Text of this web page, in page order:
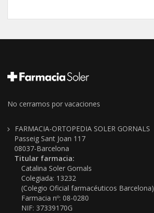
No cerramos por vacaciones
FARMACIA-ORTOPEDIA SOLER GORNALS
Passeig Sant Joan 117
08037-Barcelona
Titular farmacia:
Catalina Soler Gornals
Colegiada: 13232
(Colegio Oficial farmacéuticos Barcelona)
Farmacia nº: 08-0280
NIF: 37339170G